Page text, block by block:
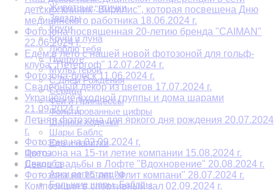
Животные, птички
Звезды
Круги
Круги и луна
Люблю тебя
Подруге
Мульт герои
С Днем Рождения
Сердца
Феи и Принцессы
Фольгированные цифры
Шарики ходячки
Шары Баблс
Еда и напитки
Цветы
Свадьба
Арки регистрации
Большие шары. Баблсы
детских клиник "Вирилис", которая посвещена Дню
медицинского работника 18.06.2024 г.
Фотозона посвященная 20-летию бренда "CAIMAN"
22.06.2024 г.
Едем в лето с нашей новой фотозоной для гольф-
клуба "Петергоф" 12.07.2024 г.
Фотозона-блеск 11.06.2024 г.
Свадебный декор из цветов 17.07.2024 г.
Украшение входной группы и дома шарами
21.09.2024 г.
Летняя фотозона для яркого дня рождения 20.07.2024
г.
Фотозона на 02.09.2024 г.
Фотозона на 15-ти летие компании 15.08.2024 г.
Декор свадьбы в Лофте "Вдохновение" 20.08.2024 г.
Фотозона на 15 лет "Флит компани" 28.07.2024 г.
Композиция в спортивный зал 02.09.2024 г.